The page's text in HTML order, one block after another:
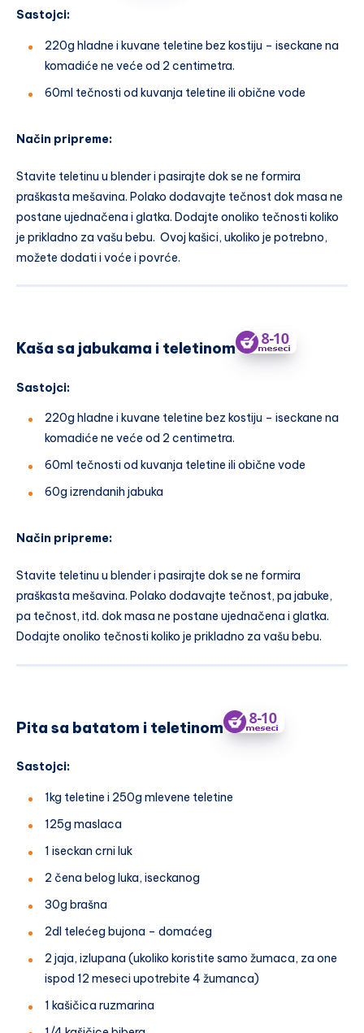
Sastojci:
220g hladne i kuvane teletine bez kostiju – iseckane na
komadiće ne veće od 2 centimetra.
60ml tečnosti od kuvanja teletine ili obične vode
Način pripreme:
Stavite teletinu u blender i pasirajte dok se ne formira
praškasta mešavina. Polako dodavajte tečnost dok masa ne
postane ujednačena i glatka. Dodajte onoliko tečnosti koliko
je prikladno za vašu bebu. Ovoj kašici, ukoliko je potrebno,
možete dodati i voće i povrće.
Kaša sa jabukama i teletinom
Sastojci:
220g hladne i kuvane teletine bez kostiju – iseckane na
komadiće ne veće od 2 centimetra.
60ml tečnosti od kuvanja teletine ili obične vode
60g izrendanih jabuka
Način pripreme:
Stavite teletinu u blender i pasirajte dok se ne formira
praškasta mešavina. Polako dodavajte tečnost, pa jabuke,
pa tečnost, itd. dok masa ne postane ujednačena i glatka.
Dodajte onoliko tečnosti koliko je prikladno za vašu bebu.
Pita sa batatom i teletinom
Sastojci:
1kg teletine i 250g mlevene teletine
125g maslaca
1 iseckan crni luk
2 čena belog luka, iseckanog
30g brašna
2dl telećeg bujona – domaćeg
2 jaja, izlupana (ukoliko koristite samo žumaca, za one
ispod 12 meseci upotrebite 4 žumanca)
1 kašičica ruzmarina